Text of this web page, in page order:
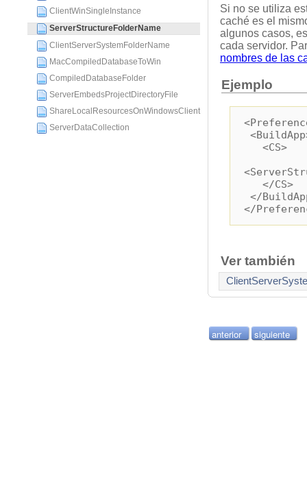
ClientWinSingleInstance
ServerStructureFolderName
ClientServerSystemFolderName
MacCompiledDatabaseToWin
CompiledDatabaseFolder
ServerEmbedsProjectDirectoryFile
ShareLocalResourcesOnWindowsClient
ServerDataCollection
Si no se utiliza
caché es el
algunos casos,
cada servidor.
nombres de las
Ejemplo
<CS>
</CS>
</
</
Ver también
anterior siguiente